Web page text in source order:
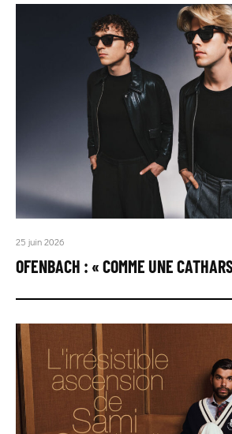
25 juin 2026
OFENBACH : « COMME UNE